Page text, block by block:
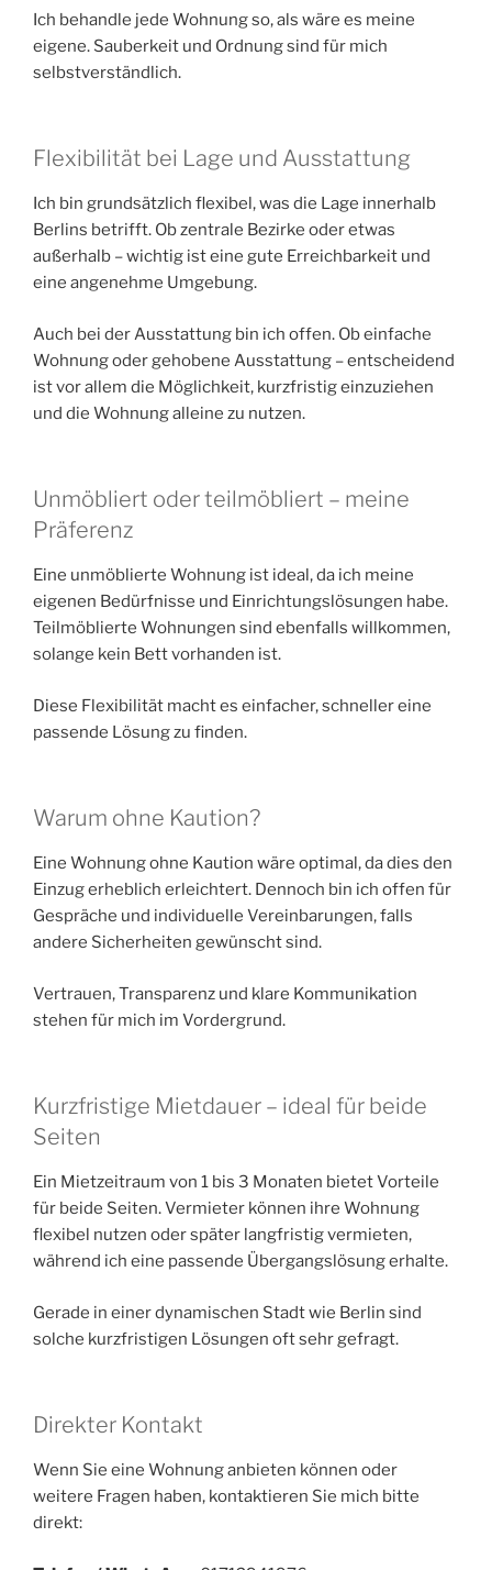
Ich behandle jede Wohnung so, als wäre es meine
eigene. Sauberkeit und Ordnung sind für mich
selbstverständlich.
Flexibilität bei Lage und Ausstattung
Ich bin grundsätzlich flexibel, was die Lage innerhalb
Berlins betrifft. Ob zentrale Bezirke oder etwas
außerhalb – wichtig ist eine gute Erreichbarkeit und
eine angenehme Umgebung.
Auch bei der Ausstattung bin ich offen. Ob einfache
Wohnung oder gehobene Ausstattung – entscheidend
ist vor allem die Möglichkeit, kurzfristig einzuziehen
und die Wohnung alleine zu nutzen.
Unmöbliert oder teilmöbliert – meine
Präferenz
Eine unmöblierte Wohnung ist ideal, da ich meine
eigenen Bedürfnisse und Einrichtungslösungen habe.
Teilmöblierte Wohnungen sind ebenfalls willkommen,
solange kein Bett vorhanden ist.
Diese Flexibilität macht es einfacher, schneller eine
passende Lösung zu finden.
Warum ohne Kaution?
Eine Wohnung ohne Kaution wäre optimal, da dies den
Einzug erheblich erleichtert. Dennoch bin ich offen für
Gespräche und individuelle Vereinbarungen, falls
andere Sicherheiten gewünscht sind.
Vertrauen, Transparenz und klare Kommunikation
stehen für mich im Vordergrund.
Kurzfristige Mietdauer – ideal für beide
Seiten
Ein Mietzeitraum von 1 bis 3 Monaten bietet Vorteile
für beide Seiten. Vermieter können ihre Wohnung
flexibel nutzen oder später langfristig vermieten,
während ich eine passende Übergangslösung erhalte.
Gerade in einer dynamischen Stadt wie Berlin sind
solche kurzfristigen Lösungen oft sehr gefragt.
Direkter Kontakt
Wenn Sie eine Wohnung anbieten können oder
weitere Fragen haben, kontaktieren Sie mich bitte
direkt: